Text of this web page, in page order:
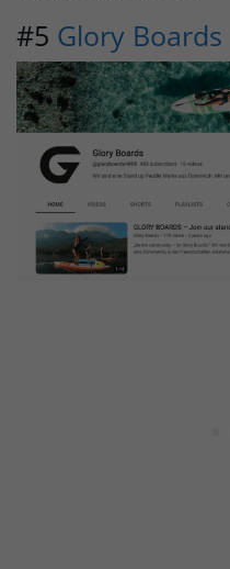
#5 Glory Boards